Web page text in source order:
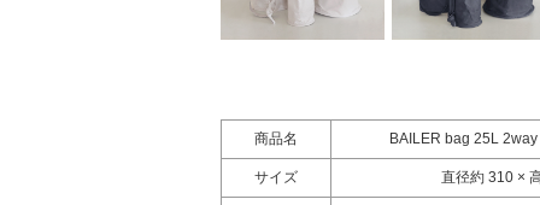
商品名 BAILER bag 25L
サイズ 直径約 310 ×